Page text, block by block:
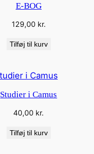
E-BOG
129,00 kr.
Tilføj til kurv
Studier i Camus
40,00 kr.
Tilføj til kurv